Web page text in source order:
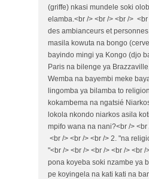
(griffe) nkasi mundele soki
elamba.<br /> <br /> <br />
des ambianceurs et
masila kowuta na bongo
bayindo mingi ya Kongo (djo
Paris na bilenge ya
Wemba na bayembi meke
lingomba ya bilamba to
kokambema na ngatsié
lokola nkondo niarkos asila
mpifo wana na nani?<br />
<br /> <br /> <br /> 2. "na
"<br /> <br /> <br /> <br /> <br
pona koyeba soki nzambe ya
pe koyingela na kati kati na